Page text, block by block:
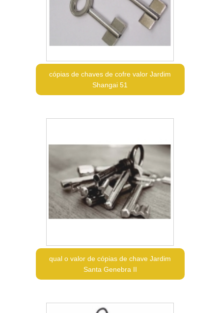
cópias de chaves de cofre valor Jardim
Shangai 51
qual o valor de cópias de chave Jardim
Santa Genebra II